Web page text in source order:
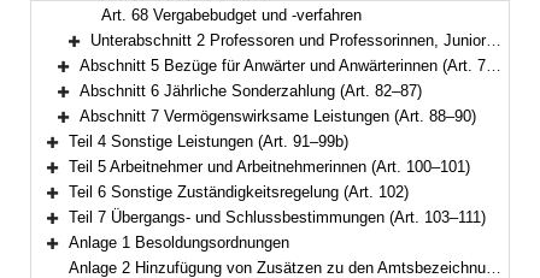
Art. 68 Vergabebudget und -verfahren
Bereich erweitern
Unterabschnitt 2 Professoren und Professorinnen, Juniorprofessoren und Juniorprofessorinnen, Nachwuchsprofessoren und Nachwuchsprofessorinnen sowie hauptberufliche Mitglieder von Hochschulleitungen (Art. 69–74)
Bereich erweitern
Abschnitt 5 Bezüge für Anwärter und Anwärterinnen (Art. 75–81)
Bereich erweitern
Abschnitt 6 Jährliche Sonderzahlung (Art. 82–87)
Bereich erweitern
Abschnitt 7 Vermögenswirksame Leistungen (Art. 88–90)
Bereich erweitern
Teil 4 Sonstige Leistungen (Art. 91–99b)
Bereich erweitern
Teil 5 Arbeitnehmer und Arbeitnehmerinnen (Art. 100–101)
Bereich erweitern
Teil 6 Sonstige Zuständigkeitsregelung (Art. 102)
Bereich erweitern
Teil 7 Übergangs- und Schlussbestimmungen (Art. 103–111)
Bereich erweitern
Anlage 1 Besoldungsordnungen
Anlage 2 Hinzufügung von Zusätzen zu den Amtsbezeichnungen